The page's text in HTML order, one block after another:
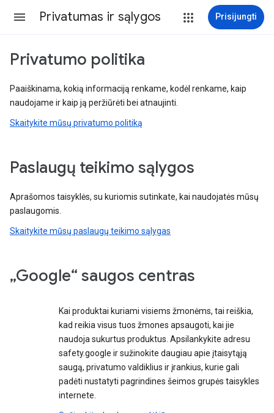
Privatumas ir sąlygos Prisijungti
Privatumo politika
Paaiškinama, kokią informaciją renkame, kodėl renkame, kaip
naudojame ir kaip ją peržiūrėti bei atnaujinti.
Skaitykite mūsų privatumo politiką
Paslaugų teikimo sąlygos
Aprašomos taisyklės, su kuriomis sutinkate, kai naudojatės mūsų
paslaugomis.
Skaitykite mūsų paslaugų teikimo sąlygas
„Google“ saugos centras
Kai produktai kuriami visiems žmonėms, tai reiškia,
kad reikia visus tuos žmones apsaugoti, kai jie
naudoja sukurtus produktus. Apsilankykite adresu
safety.google ir sužinokite daugiau apie įtaisytąją
saugą, privatumo valdiklius ir įrankius, kurie gali
padėti nustatyti pagrindines šeimos grupės taisykles
internete.